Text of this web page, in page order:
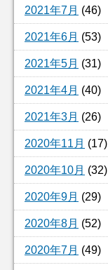
2021年7月 (46)
2021年6月 (53)
2021年5月 (31)
2021年4月 (40)
2021年3月 (26)
2020年11月 (17)
2020年10月 (32)
2020年9月 (29)
2020年8月 (52)
2020年7月 (49)